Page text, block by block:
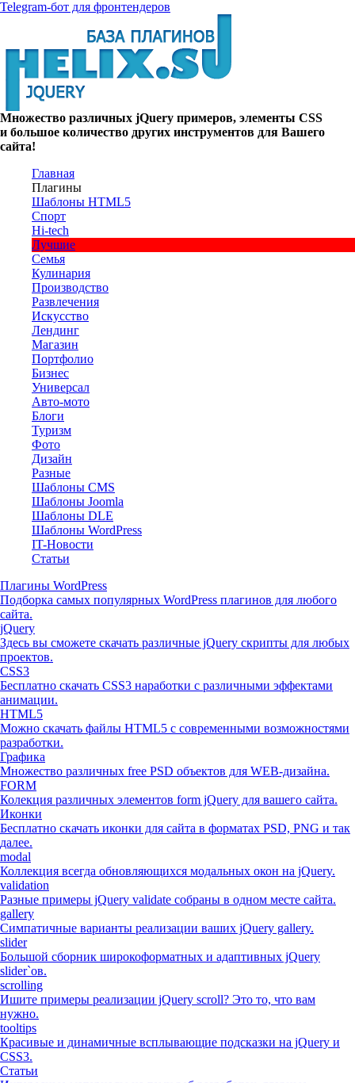
Telegram-бот для фронтендеров
Множество различных jQuery примеров, элементы CSS
и большое количество других инструментов для Вашего
сайта!
Главная
Плагины
Шаблоны HTML5
Спорт
Hi-tech
Лучшие
Семья
Кулинария
Производство
Развлечения
Искусство
Лендинг
Магазин
Портфолио
Бизнес
Универсал
Авто-мото
Блоги
Туризм
Фото
Дизайн
Разные
Шаблоны CMS
Шаблоны Joomla
Шаблоны DLE
Шаблоны WordPress
IT-Новости
Статьи
Плагины WordPress
Подборка самых популярных WordPress плагинов для любого
сайта.
jQuery
Здесь вы сможете скачать различные jQuery скрипты для любых
проектов.
CSS3
Бесплатно скачать CSS3 наработки с различными эффектами
анимации.
HTML5
Можно скачать файлы HTML5 с современными возможностями
разработки.
Графика
Множество различных free PSD объектов для WEB-дизайна.
FORM
Колекция различных элементов form jQuery для вашего сайта.
Иконки
Бесплатно скачать иконки для сайта в форматах PSD, PNG и так
далее.
modal
Коллекция всегда обновляющихся модальных окон на jQuery.
validation
Разные примеры jQuery validate собраны в одном месте сайта.
gallery
Симпатичные варианты реализации ваших jQuery gallery.
slider
Большой сборник широкоформатных и адаптивных jQuery
slider`ов.
scrolling
Ишите примеры реализации jQuery scroll? Это то, что вам
нужно.
tooltips
Красивые и динамичные всплывающие подсказки на jQuery и
CSS3.
Статьи